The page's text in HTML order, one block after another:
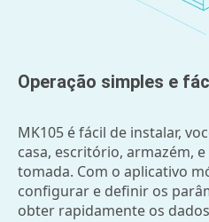
Operação simples e
MK105 é fácil de instalar,
casa, escritório, armazém,
tomada. Com o aplicativo
configurar e definir os
obter rapidamente os